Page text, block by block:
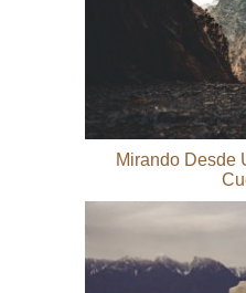
Mirando Desde